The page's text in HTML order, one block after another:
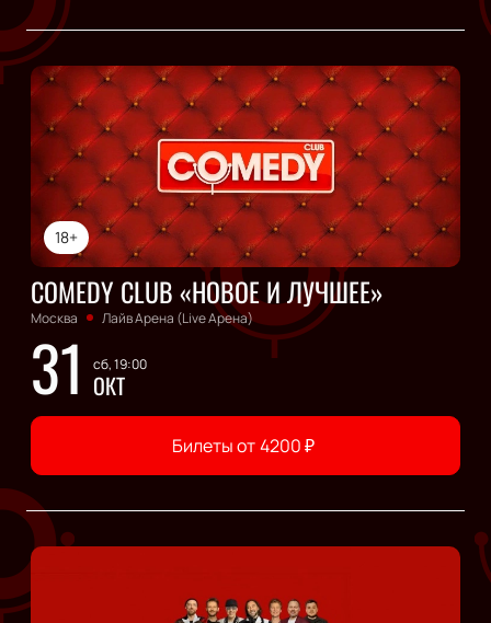
18+
COMEDY CLUB «НОВОЕ И ЛУЧШЕЕ»
Москва Лайв Арена (Live Арена)
31 сб, 19:00
ОКТ
Билеты от4200₽